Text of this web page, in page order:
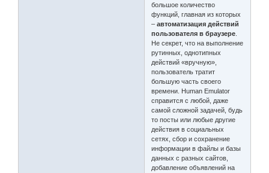
большое количество
функций, главная из которых
–автоматизация действий
пользователя в браузере
Не секрет, что на выполнение
рутинных, однотипных
действий «вручную»,
пользователь тратит
большую часть своего
времени. Human Emulator
справится с любой, даже
самой сложной задачей, будь
то посты или любые другие
действия в социальных
сетях, сбор и сохранение
информации в файлы и базы
данных с разных сайтов,
добавление объявлений на